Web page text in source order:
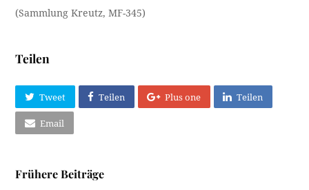
(Sammlung Kreutz, MF-345)
Teilen
Tweet Teilen Plus one Teilen
Email
Frühere Beiträge